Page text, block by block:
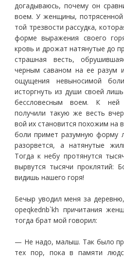
догадываюсь, почему он
воем. У женщины,
той трезвости рассудка,
форме выражения своего
кровь и дрожат натянутые до
страшная весть,
черным саваном на ее разум
ощущения невыносимой
исторгнуть из души своей
бессловесным воем. К ней
получили такую же весть
вой их становится похожим на
боли примет разумную форму
разорвется, а натянутые
Тогда к небу протянутся
вырвутся тысячи проклятий:
видишь нашего горя!
Бечыр уводил меня за
opeqkednb`kh причитания
тогда брат мой говорил:
— Не надо, малыш. Так было
тех пор, пока в памяти